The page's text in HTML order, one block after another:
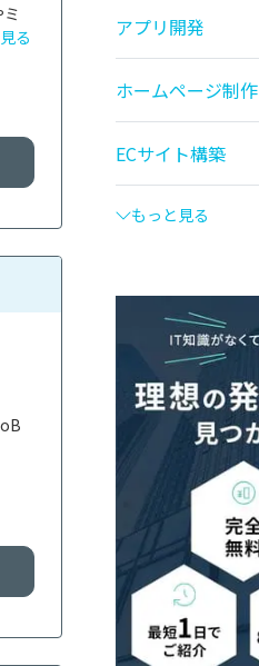
る
アプリ開発
ホームページ制作
ECサイト構築
もっと見る